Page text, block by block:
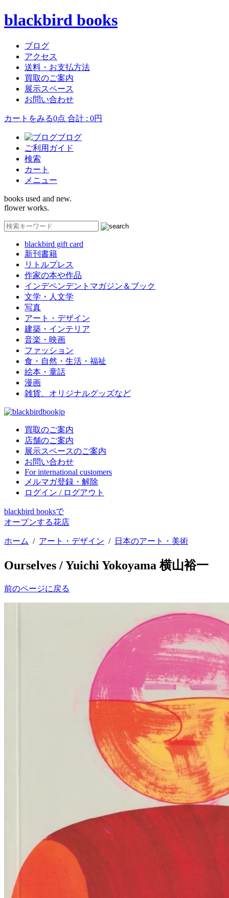
blackbird books
ブログ
アクセス
送料・お支払方法
買取のご案内
展示スペース
お問い合わせ
カートをみる0点 合計 : 0円
ブログ
ご利用ガイド
検索
カート
メニュー
books used and new.
flower works.
blackbird gift card
新刊書籍
リトルプレス
作家の本や作品
インデペンデントマガジン＆ブック
文学・人文学
写真
アート・デザイン
建築・インテリア
音楽・映画
ファッション
食・自然・生活・福祉
絵本・童話
漫画
雑貨、オリジナルグッズなど
買取のご案内
店舗のご案内
展示スペースのご案内
お問い合わせ
For international customers
メルマガ登録・解除
ログイン / ログアウト
blackbird booksで
オープンする花店
ホーム / アート・デザイン / 日本のアート・美術
Ourselves / Yuichi Yokoyama 横山裕一
前のページに戻る